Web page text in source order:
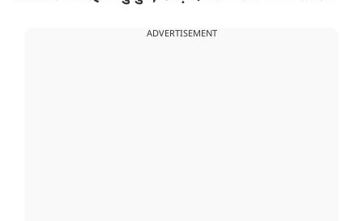
ADVERTISEMENT